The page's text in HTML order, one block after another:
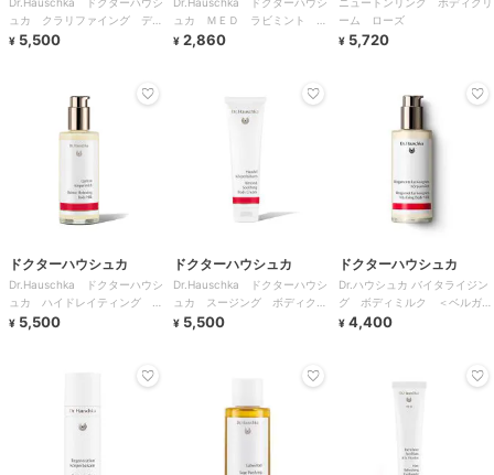
ュカ クラリファイング デイ
オイル
¥ 5,500
ュカ ＭＥＤ ラビミント リ
ップケア
¥ 2,860
ーム ローズ
¥ 5,720
ドクターハウシュカ
Dr.Hauschka ドクターハウシ
ュカ ハイドレイティング ボ
ディミルク クインス
¥ 5,500
ドクターハウシュカ
Dr.Hauschka ドクターハウシ
ュカ スージング ボディクリ
ーム アーモンド 145ml
¥ 5,500
ドクターハウシュカ
Dr.ハウシュカ バイタライジン
グ ボディミルク ＜ベルガモ
ット＆レモングラス＞ １４５
¥ 4,400